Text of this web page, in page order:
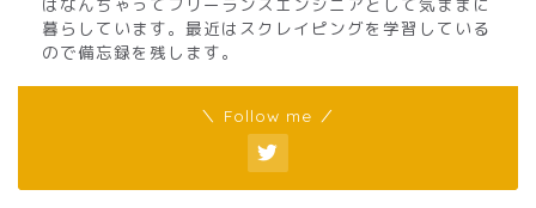
暮らしています。最近はスクレイピングを学習している
ので備忘録を残します。
＼ Follow me ／